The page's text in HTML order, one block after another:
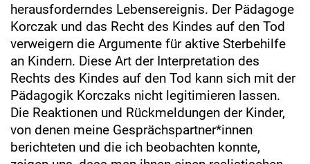
herausforderndes Lebensereignis. Der Pädagoge
Korczak und das Recht des Kindes auf den Tod
verweigern die Argumente für aktive Sterbehilfe
an Kindern. Diese Art der Interpretation des
Rechts des Kindes auf den Tod kann sich mit der
Pädagogik Korczaks nicht legitimieren lassen.
Die Reaktionen und Rückmeldungen der Kinder,
von denen meine Gesprächspartner*innen
berichteten und die ich beobachten konnte,